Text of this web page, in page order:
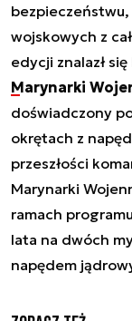
wojskowych z
edycji znalazł
Marynarki
doświadczony
okrętach z
przeszłości
Marynarki
ramach
lata na dwóch
napędem